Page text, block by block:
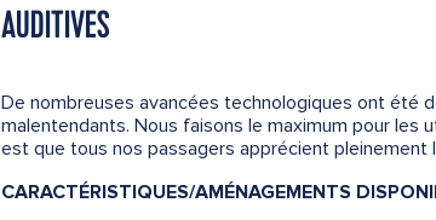
AUDITIVES
De nombreuses avancées technologiques ont été
malentendants. Nous faisons le maximum pour
est que tous nos passagers apprécient pleinement
CARACTÉRISTIQUES/AMÉNAGEMENTS